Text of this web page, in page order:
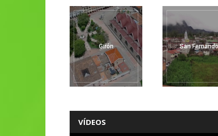
Girón San Fernando
VÍDEOS